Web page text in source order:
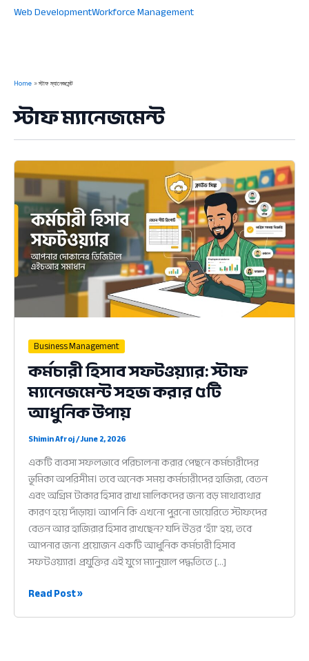
Web DevelopmentWorkforce Management
Home স্টাফ ম্যানেজমেন্ট
স্টাফ ম্যানেজমেন্ট
Business Management
কর্মচারী হিসাব সফটওয়্যার: স্টাফ
ম্যানেজমেন্ট সহজ করার ৫টি
আধুনিক উপায়
Shimin Afroj/June 2, 2026
একটি ব্যবসা সফলভাবে পরিচালনা করার পেছনে কর্মচারীদের
ভূমিকা অপরিসীম। তবে অনেক সময় কর্মচারীদের হাজিরা, বেতন
এবং অগ্রিম টাকার হিসাব রাখা মালিকদের জন্য বড় মাথাব্যথার
কারণ হয়ে দাঁড়ায়। আপনি কি এখনো পুরনো ডায়েরিতে স্টাফদের
বেতন আর হাজিরার হিসাব রাখছেন? যদি উত্তর ‘হ্যাঁ’ হয়, তবে
আপনার জন্য প্রয়োজন একটি আধুনিক কর্মচারী হিসাব
সফটওয়্যার। প্রযুক্তির এই যুগে ম্যানুয়াল পদ্ধতিতে […]
কর্মচারী
Read Post »